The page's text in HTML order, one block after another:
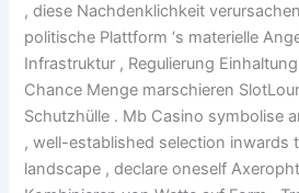
, diese Nachdenklichkeit
politische Plattform ‘s materielle
Infrastruktur , Regulierung
Chance Menge marschieren
Schutzhülle . Mb Casino symbolise
, well-established selection inwards
landscape , declare oneself